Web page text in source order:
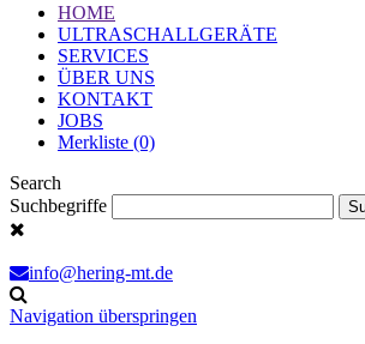
HOME
ULTRASCHALLGERÄTE
SERVICES
ÜBER UNS
KONTAKT
JOBS
Merkliste (0)
Search
Suchbegriffe
info@hering-mt.de
Navigation überspringen